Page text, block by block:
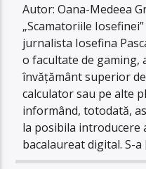
Autor: Oana-Medeea
„Scamatoriile
jurnalista Iosefina
o facultate de gaming,
învățământ superior
calculator sau pe alte
informând, totodată,
la posibila introducere
bacalaureat digital. S-a